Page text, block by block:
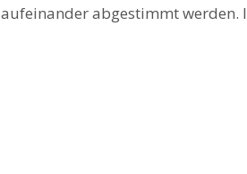
aufeinander abgestimmt werden.